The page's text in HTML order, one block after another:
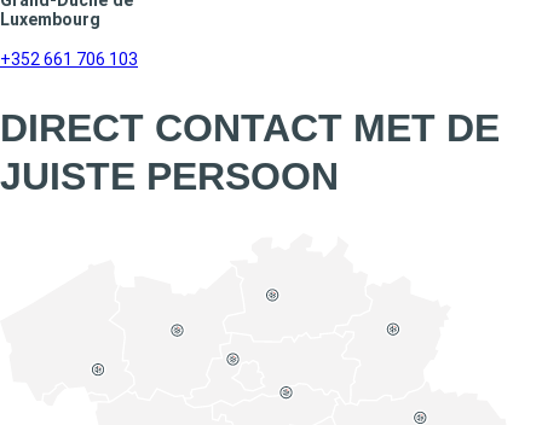
Luxembourg
+352 661 706 103
DIRECT CONTACT MET DE
JUISTE PERSOON